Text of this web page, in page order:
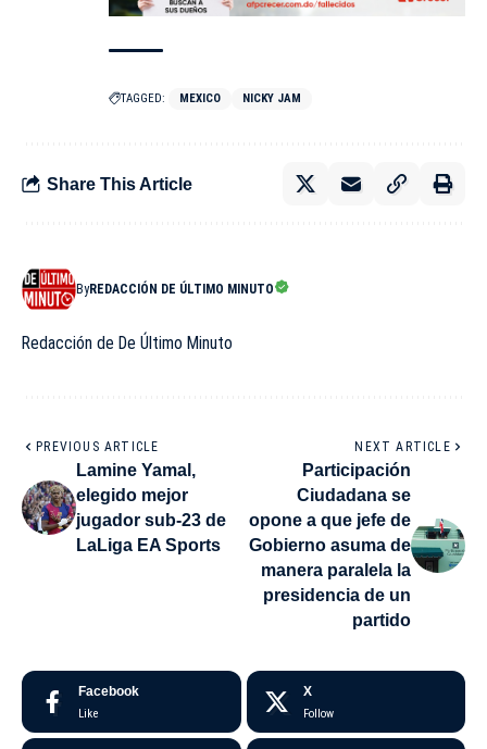
TAGGED: MEXICO NICKY JAM
Share This Article
ByREDACCIÓN DE ÚLTIMO MINUTO
Redacción de De Último Minuto
PREVIOUS ARTICLE
Lamine Yamal,
elegido mejor
jugador sub-23 de
LaLiga EA Sports
NEXT ARTICLE
Participación
Ciudadana se
opone a que jefe de
Gobierno asuma de
manera paralela la
presidencia de un
partido
Facebook
Like
X
Follow